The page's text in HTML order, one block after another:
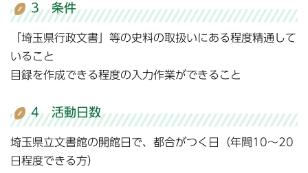
3 条件
「埼玉県行政文書」等の史料の取扱いにある程度精通して
いること
目録を作成できる程度の入力作業ができること
4 活動日数
埼玉県立文書館の開館日で、都合がつく日（年間10～20
日程度できる方）